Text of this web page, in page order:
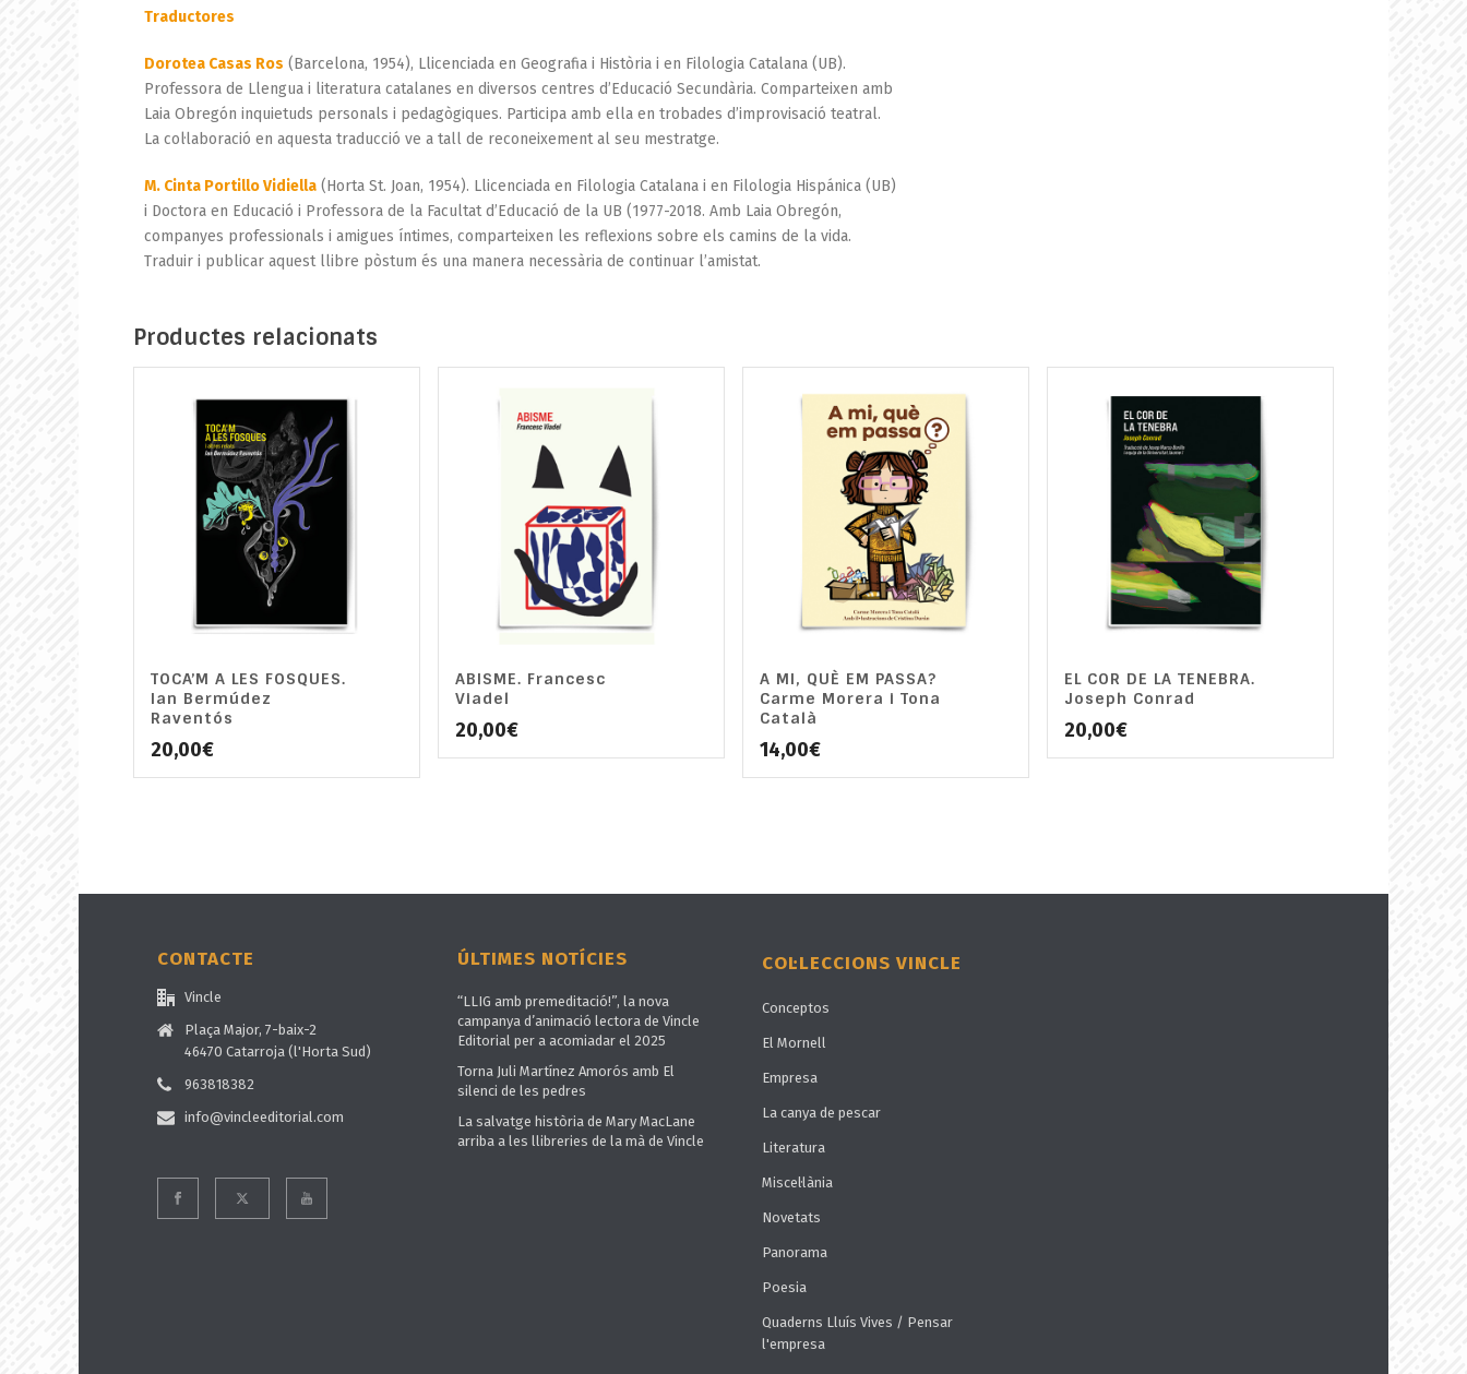
Traductores
Dorotea Casas Ros (Barcelona, 1954), Llicenciada en Geografia i Història i en Filologia Catalana (UB).
Professora de Llengua i literatura catalanes en diversos centres d’Educació Secundària. Comparteixen amb
Laia Obregón inquietuds personals i pedagògiques. Participa amb ella en trobades d’improvisació teatral.
La col·laboració en aquesta traducció ve a tall de reconeixement al seu mestratge.
M. Cinta Portillo Vidiella (Horta St. Joan, 1954). Llicenciada en Filologia Catalana i en Filologia Hispánica (UB)
i Doctora en Educació i Professora de la Facultat d’Educació de la UB (1977-2018. Amb Laia Obregón,
companyes professionals i amigues íntimes, comparteixen les reflexions sobre els camins de la vida.
Traduir i publicar aquest llibre pòstum és una manera necessària de continuar l’amistat.
Productes relacionats
TOCA’M A LES FOSQUES.
Ian Bermúdez
Raventós
20,00€
ABISME. Francesc
Viadel
20,00€
A MI, QUÈ EM PASSA?
Carme Morera i Tona
Català
14,00€
EL COR DE LA TENEBRA.
Joseph Conrad
20,00€
CONTACTE
Vincle
Plaça Major, 7-baix-2
46470 Catarroja (l'Horta Sud)
963818382
info@vincleeditorial.com
ÚLTIMES NOTÍCIES
“LLIG amb premeditació!”, la nova
campanya d’animació lectora de Vincle
Editorial per a acomiadar el 2025
Torna Juli Martínez Amorós amb El
silenci de les pedres
La salvatge història de Mary MacLane
arriba a les llibreries de la mà de Vincle
COL·LECCIONS VINCLE
Conceptos
El Mornell
Empresa
La canya de pescar
Literatura
Miscel·lània
Novetats
Panorama
Poesia
Quaderns Lluís Vives / Pensar
l'empresa